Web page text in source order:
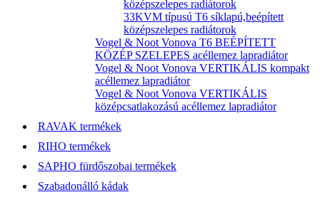
középszelepes radiátorok
33KVM típusú T6 síklapú,beépített
középszelepes radiátorok
Vogel & Noot Vonova T6 BEÉPÍTETT
KÖZÉP SZELEPES acéllemez lapradiátor
Vogel & Noot Vonova VERTIKÁLIS kompakt
acéllemez lapradiátor
Vogel & Noot Vonova VERTIKÁLIS
középcsatlakozású acéllemez lapradiátor
RAVAK termékek
RIHO termékek
SAPHO fürdőszobai termékek
Szabadonálló kádak